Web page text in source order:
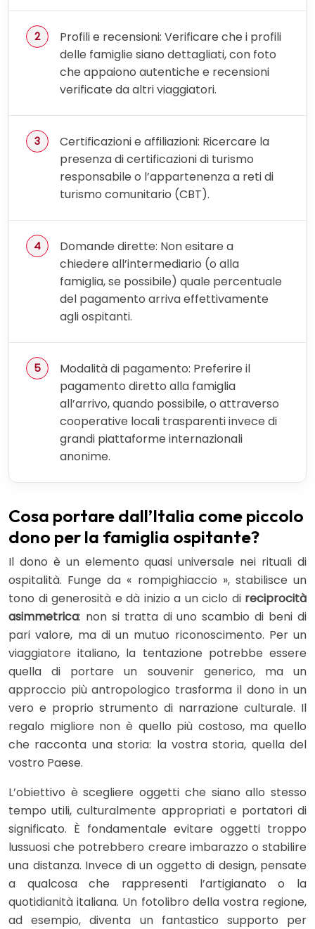
Profili e recensioni: Verificare che i profili
delle famiglie siano dettagliati, con foto
che appaiono autentiche e recensioni
verificate da altri viaggiatori.
Certificazioni e affiliazioni: Ricercare la
presenza di certificazioni di turismo
responsabile o l’appartenenza a reti di
turismo comunitario (CBT).
Domande dirette: Non esitare a
chiedere all’intermediario (o alla
famiglia, se possibile) quale percentuale
del pagamento arriva effettivamente
agli ospitanti.
Modalità di pagamento: Preferire il
pagamento diretto alla famiglia
all’arrivo, quando possibile, o attraverso
cooperative locali trasparenti invece di
grandi piattaforme internazionali
anonime.
Cosa portare dall’Italia come piccolo
dono per la famiglia ospitante?
Il dono è un elemento quasi universale nei rituali di
ospitalità. Funge da « rompighiaccio », stabilisce un
tono di generosità e dà inizio a un ciclo di reciprocità
asimmetrica: non si tratta di uno scambio di beni di
pari valore, ma di un mutuo riconoscimento. Per un
viaggiatore italiano, la tentazione potrebbe essere
quella di portare un souvenir generico, ma un
approccio più antropologico trasforma il dono in un
vero e proprio strumento di narrazione culturale. Il
regalo migliore non è quello più costoso, ma quello
che racconta una storia: la vostra storia, quella del
vostro Paese.
L’obiettivo è scegliere oggetti che siano allo stesso
tempo utili, culturalmente appropriati e portatori di
significato. È fondamentale evitare oggetti troppo
lussuosi che potrebbero creare imbarazzo o stabilire
una distanza. Invece di un oggetto di design, pensate
a qualcosa che rappresenti l’artigianato o la
quotidianità italiana. Un fotolibro della vostra regione,
ad esempio, diventa un fantastico supporto per